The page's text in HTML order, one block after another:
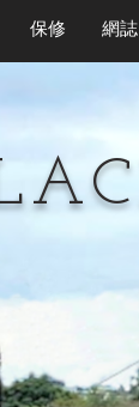
保修 網誌